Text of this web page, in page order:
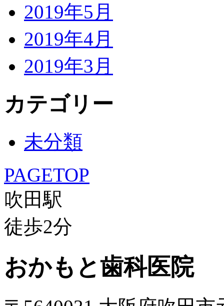
2019年5月
2019年4月
2019年3月
カテゴリー
未分類
PAGETOP
吹田駅
徒歩2分
おかもと歯科医院